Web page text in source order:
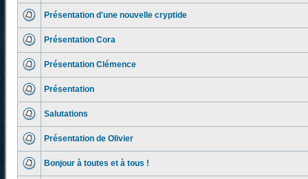
Présentation d'une nouvelle cryptide
Présentation Cora
Présentation Clémence
Présentation
Salutations
Présentation de Olivier
Bonjour à toutes et à tous !